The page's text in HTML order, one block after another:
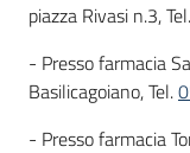
piazza Rivasi n.3, Tel.
- Presso farmacia
Basilicagoiano, Tel.
- Presso farmacia